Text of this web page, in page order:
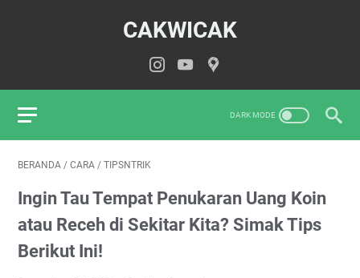
CAKWICAK
BERANDA / CARA / TIPSNTRIK
Ingin Tau Tempat Penukaran Uang Koin
atau Receh di Sekitar Kita? Simak Tips
Berikut Ini!